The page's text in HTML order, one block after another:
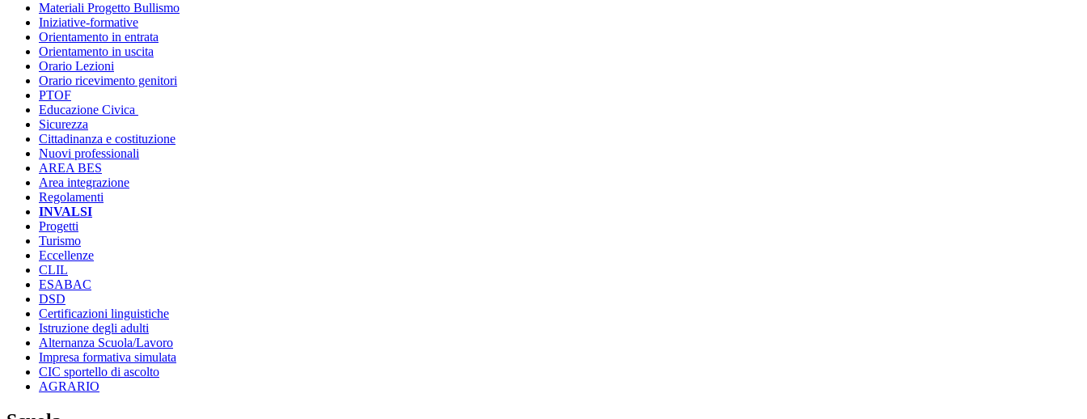
Materiali Progetto Bullismo
Iniziative-formative
Orientamento in entrata
Orientamento in uscita
Orario Lezioni
Orario ricevimento genitori
PTOF
Educazione Civica
Sicurezza
Cittadinanza e costituzione
Nuovi professionali
AREA BES
Area integrazione
Regolamenti
INVALSI
Progetti
Turismo
Eccellenze
CLIL
ESABAC
DSD
Certificazioni linguistiche
Istruzione degli adulti
Alternanza Scuola/Lavoro
Impresa formativa simulata
CIC sportello di ascolto
AGRARIO